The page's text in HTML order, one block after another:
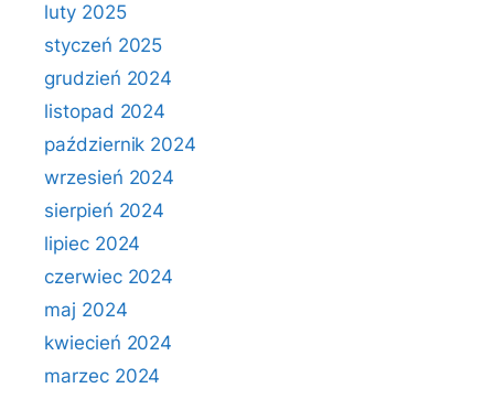
luty 2025
styczeń 2025
grudzień 2024
listopad 2024
październik 2024
wrzesień 2024
sierpień 2024
lipiec 2024
czerwiec 2024
maj 2024
kwiecień 2024
marzec 2024